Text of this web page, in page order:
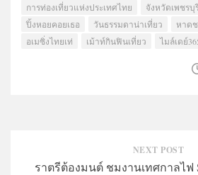
การท่องเที่ยวแห่งประเทศไทย
จังหวัดเพชรบุ
ปิ้งหอยคอยเธอ
วันธรรมดาน่าเที่ยว
หาดช
อเมซิ่งไทยเท่
เม้าท์กินฟินเที่ยว ไมล์เดย์
NEXT POST
ราตรีต้องมนต์ ชมงานเทศกาลไฟ